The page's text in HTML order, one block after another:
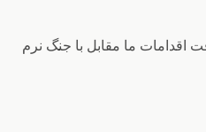
اقدامات ما مقابل با جنگ نرم